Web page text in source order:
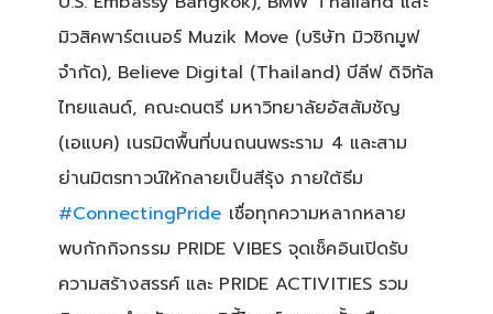
มิวสิคพาร์ตเนอร์ Muzik Move (บริษัท มิวซิกมูฟ
จำกัด), Believe Digital (Thailand) บีลีฟ ดิจิทัล
ไทยแลนด์, คณะดนตรี มหาวิทยาลัยอัสสัมชัญ
(เอแบค) เนรมิตพื้นที่บนถนนพระราม 4 และสาม
ย่านมิตรทาวน์ให้กลายเป็นสีรุ้ง ภายใต้ธีม
#ConnectingPride เชื่อทุกความหลากหลาย
พบกักกิจกรรม PRIDE VIBES จุดเช็คอินเปิดรับ
ความสร้างสรรค์ และ PRIDE ACTIVITIES รวม